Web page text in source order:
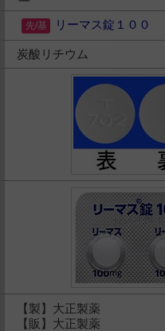
リーマス錠１００
炭酸リチウム
【製】大正製薬
【販】大正製薬